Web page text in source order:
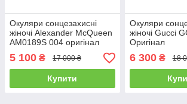
Окуляри сонцезахисні
жіночі Alexander McQueen
AM0189S 004 оригінал
5 100 ₴ 17 000 ₴
Купити
Окуляри
жіночі Gucci
Оригінал
6 300₴ 18